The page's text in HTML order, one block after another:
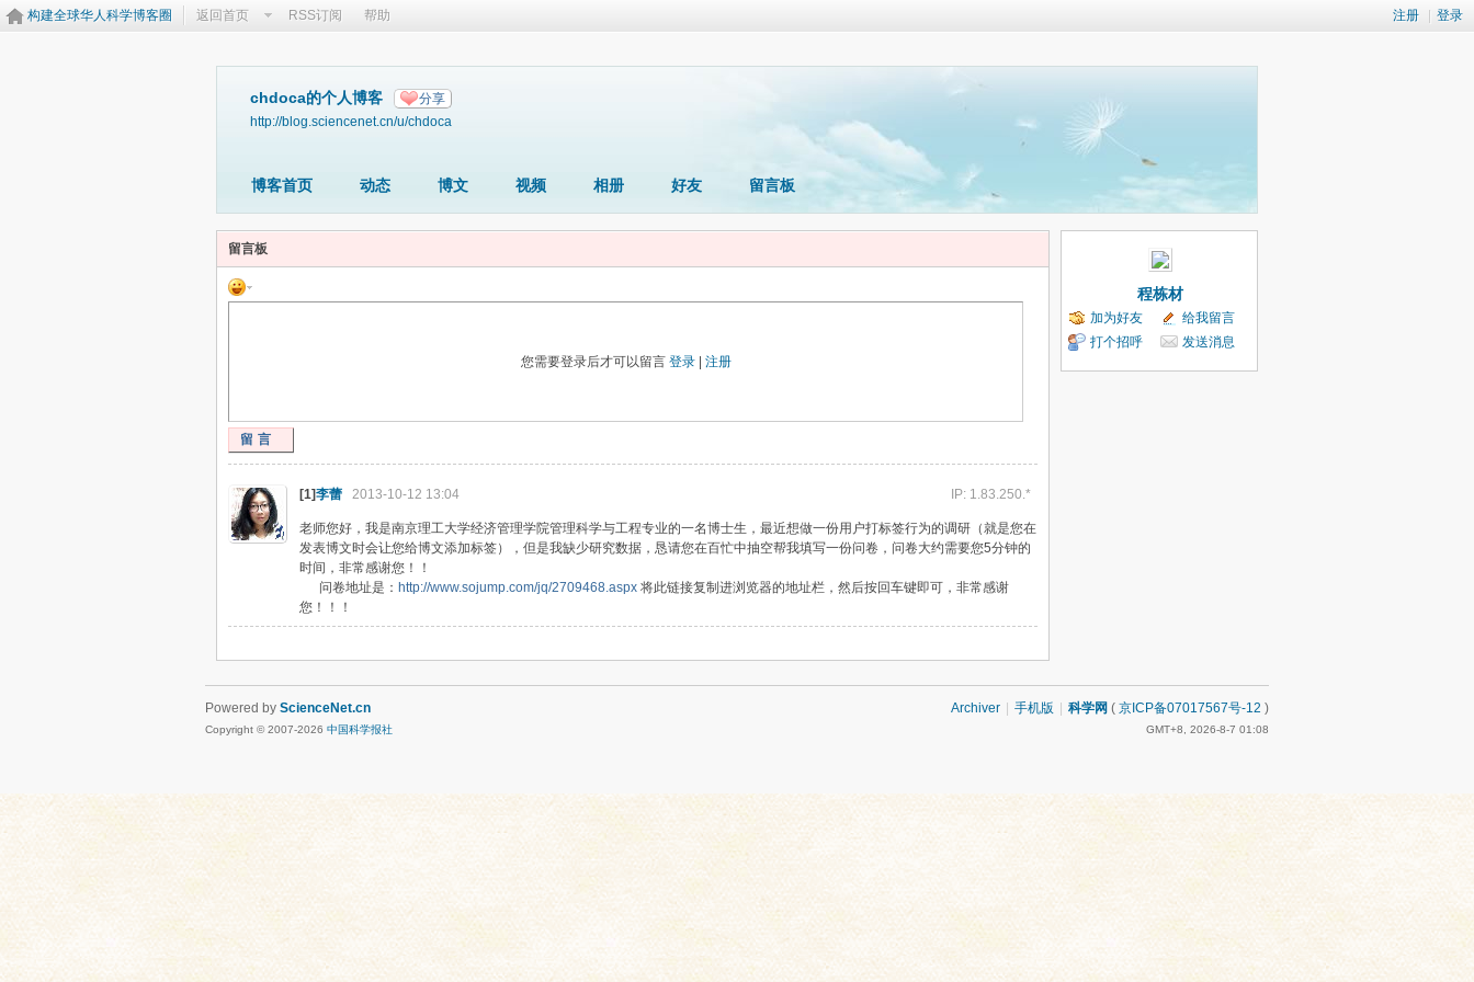
注册 登录
构建全球华人科学博客圈 返回首页 RSS订阅 帮助
chdoca的个人博客 分享
http://blog.sciencenet.cn/u/chdoca
博客首页 动态 博文 视频 相册 好友 留言板
留言板
您需要登录后才可以留言 登录| 注册
留言
IP: 1.83.250.*
[1]李蕾 2013-10-12 13:04
老师您好，我是南京理工大学经济管理学院管理科学与工程专业的一名博士生，最近想做一份用户打标签行为的调研（就是您在
发表博文时会让您给博文添加标签），但是我缺少研究数据，恳请您在百忙中抽空帮我填写一份问卷，问卷大约需要您5分钟的
时间，非常感谢您！！
问卷地址是： http://www.sojump.com/jq/2709468.aspx 将此链接复制进浏览器的地址栏，然后按回车键即可，非常感谢
您！！！
程栋材
加为好友
给我留言
打个招呼
发送消息
Archiver 手机版 科学网 ( 京ICP备07017567号-12 )
GMT+8, 2026-8-7 01:08
Powered by ScienceNet.cn
Copyright © 2007-2026 中国科学报社